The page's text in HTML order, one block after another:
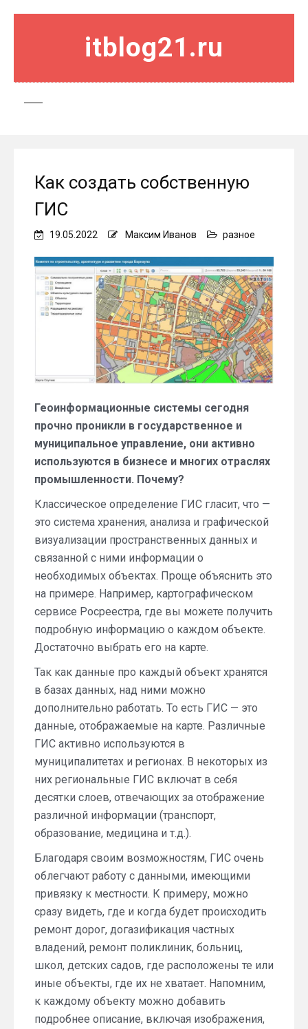
itblog21.ru
Как создать собственную
ГИС
19.05.2022 Максим Иванов разное
Геоинформационные системы сегодня
прочно проникли в государственное и
муниципальное управление, они активно
используются в бизнесе и многих отраслях
промышленности. Почему?
Классическое определение ГИС гласит, что —
это система хранения, анализа и графической
визуализации пространственных данных и
связанной с ними информации о
необходимых объектах. Проще объяснить это
на примере. Например, картографическом
сервисе Росреестра, где вы можете получить
подробную информацию о каждом объекте.
Достаточно выбрать его на карте.
Так как данные про каждый объект хранятся
в базах данных, над ними можно
дополнительно работать. То есть ГИС — это
данные, отображаемые на карте. Различные
ГИС активно используются в
муниципалитетах и регионах. В некоторых из
них региональные ГИС включат в себя
десятки слоев, отвечающих за отображение
различной информации (транспорт,
образование, медицина и т.д.).
Благодаря своим возможностям, ГИС очень
облегчают работу с данными, имеющими
привязку к местности. К примеру, можно
сразу видеть, где и когда будет происходить
ремонт дорог, догазификация частных
владений, ремонт поликлиник, больниц,
школ, детских садов, где расположены те или
иные объекты, где их не хватает. Напомним,
к каждому объекту можно добавить
подробнее описание, включая изображения,